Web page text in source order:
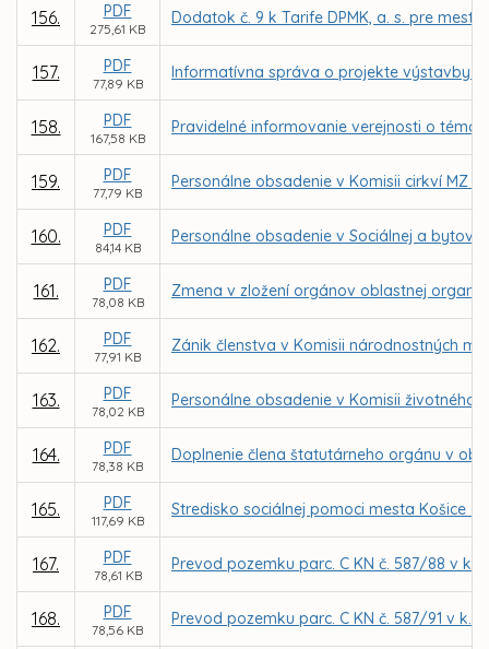
156. PDF
275,61 KB
Dodatok č. 9 k Tarife DPMK, a. s. pre
157. PDF
77,89 KB
Informatívna správa o projekte výstavby
158. PDF
167,58 KB
Pravidelné informovanie verejnosti o
159. PDF
77,79 KB
Personálne obsadenie v Komisii cirkví MZ v
160. PDF
84,14 KB
Personálne obsadenie v Sociálnej a
161. PDF
78,08 KB
Zmena v zložení orgánov oblastnej
162. PDF
77,91 KB
Zánik členstva v Komisii národnostných
163. PDF
78,02 KB
Personálne obsadenie v Komisii
164. PDF
78,38 KB
Doplnenie člena štatutárneho orgánu v
165. PDF
117,69 KB
Stredisko sociálnej pomoci mesta Košice
167. PDF
78,61 KB
Prevod pozemku parc. C KN č. 587/88 v
168. PDF
78,56 KB
Prevod pozemku parc. C KN č. 587/91 v k.